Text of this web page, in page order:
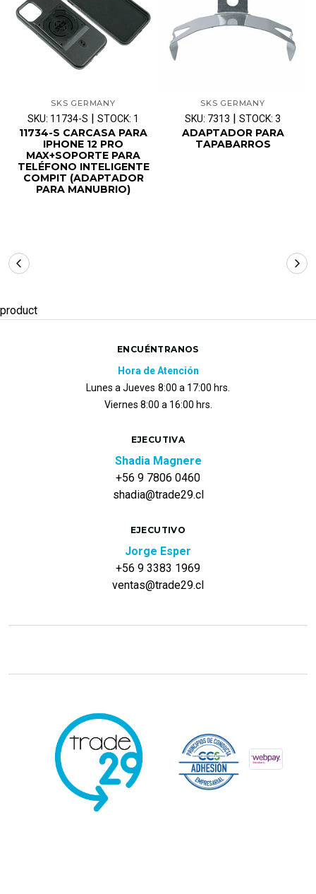
SKS GERMANY
SKU: 11734-S STOCK: 1
11734-S CARCASA PARA
IPHONE 12 PRO
MAX+SOPORTE PARA
TELÉFONO INTELIGENTE
COMPIT (ADAPTADOR
PARA MANUBRIO)
SKS GERMANY
SKU: 7313 STOCK: 3
ADAPTADOR PARA
TAPABARROS
product
ENCUÉNTRANOS
Hora de Atención
Lunes a Jueves 8:00 a 17:00 hrs.
Viernes 8:00 a 16:00 hrs.
EJECUTIVA
Shadia Magnere
+56 9 7806 0460
shadia@trade29.cl
EJECUTIVO
Jorge Esper
+56 9 3383 1969
ventas@trade29.cl